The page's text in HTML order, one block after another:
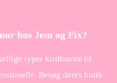
hos Jem og Fix?
typer kridtsnore til
Besøg deres butik